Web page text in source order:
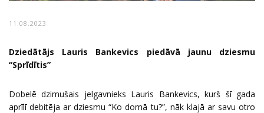
11.08.2023
Dziedātājs Lauris Bankevics piedāvā jaunu dziesmu
“Sprīdītis”
Dobelē dzimušais jelgavnieks Lauris Bankevics, kurš šī gada
aprīlī debitēja ar dziesmu “Ko domā tu?”, nāk klajā ar savu otro